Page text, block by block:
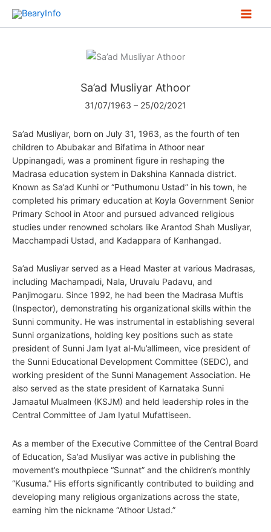
Skip
Sa’ad Musliyar Athoor
31/07/1963 – 25/02/2021
Sa’ad Musliyar, born on July 31, 1963, as the fourth of ten
children to Abubakar and Bifatima in Athoor near
Uppinangadi, was a prominent figure in reshaping the
Madrasa education system in Dakshina Kannada district.
Known as Sa’ad Kunhi or “Puthumonu Ustad” in his town, he
completed his primary education at Koyla Government Senior
Primary School in Atoor and pursued advanced religious
studies under renowned scholars like Arantod Shah Musliyar,
Macchampadi Ustad, and Kadappara of Kanhangad.
Sa’ad Musliyar served as a Head Master at various Madrasas,
including Machampadi, Nala, Uruvalu Padavu, and
Panjimogaru. Since 1992, he had been the Madrasa Muftis
(Inspector), demonstrating his organizational skills within the
Sunni community. He was instrumental in establishing several
Sunni organizations, holding key positions such as state
president of Sunni Jam Iyat al-Mu’allimeen, vice president of
the Sunni Educational Development Committee (SEDC), and
working president of the Sunni Management Association. He
also served as the state president of Karnataka Sunni
Jamaatul Mualmeen (KSJM) and held leadership roles in the
Central Committee of Jam Iyatul Mufattiseen.
As a member of the Executive Committee of the Central Board
of Education, Sa’ad Musliyar was active in publishing the
movement’s mouthpiece “Sunnat” and the children’s monthly
“Kusuma.” His efforts significantly contributed to building and
developing many religious organizations across the state,
earning him the nickname “Athoor Ustad.”